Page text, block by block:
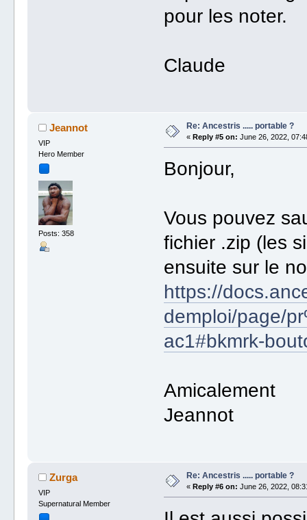
pour les noter.
Claude
Jeannot
VIP
Hero Member
Posts: 358
Re: Ancestris ..... portable ?
« Reply #5 on: June 26, 2022,
Bonjour,
Vous pouvez
fichier .zip (les
ensuite sur le
https://
demploi/page/
ac1#bkmrk-
Amicalement
Jeannot
Zurga
VIP
Supernatural Member
Re: Ancestris ..... portable ?
« Reply #6 on: June 26, 2022,